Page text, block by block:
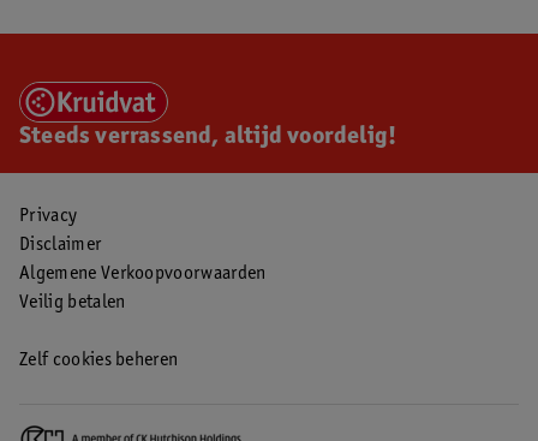
Steeds verrassend, altijd voordelig!
Privacy
Disclaimer
Algemene Verkoopvoorwaarden
Veilig betalen
Zelf cookies beheren